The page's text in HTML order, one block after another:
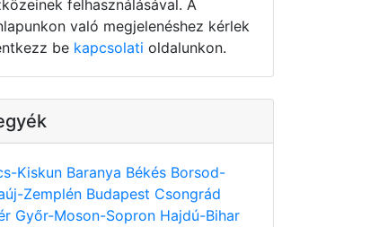
felhasználásával. A
való megjelenéshez kérlek
be kapcsolati oldalunkon.
Kiskun Baranya Békés Borsod-
Zemplén Budapest Csongrád
Győr-Moson-Sopron Hajdú-Bihar